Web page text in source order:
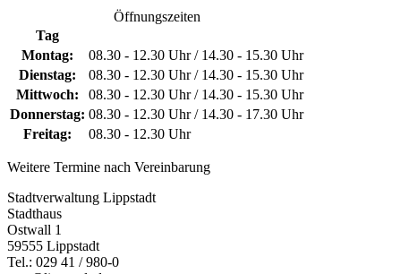
Öffnungszeiten
Tag
Montag:
08.30 - 12.30 Uhr / 14.30 - 15.30 Uhr
Dienstag:
08.30 - 12.30 Uhr / 14.30 - 15.30 Uhr
Mittwoch:
08.30 - 12.30 Uhr / 14.30 - 15.30 Uhr
Donnerstag: 08.30 - 12.30 Uhr / 14.30 - 17.30 Uhr
Freitag:
08.30 - 12.30 Uhr
Weitere Termine nach Vereinbarung
Stadtverwaltung Lippstadt
Stadthaus
Ostwall 1
59555 Lippstadt
Tel.: 029 41 / 980-0